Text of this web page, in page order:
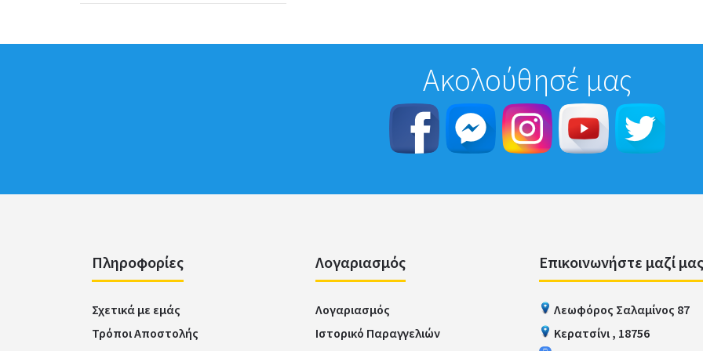
Ακολούθησέ μας
Πληροφορίες
Σχετικά με εμάς
Τρόποι Αποστολής
Λογαριασμός
Λογαριασμός
Ιστορικό Παραγγελιών
Επικοινωνήστε μαζί μας
Λεωφόρος Σαλαμίνος 87
Κερατσίνι , 18756